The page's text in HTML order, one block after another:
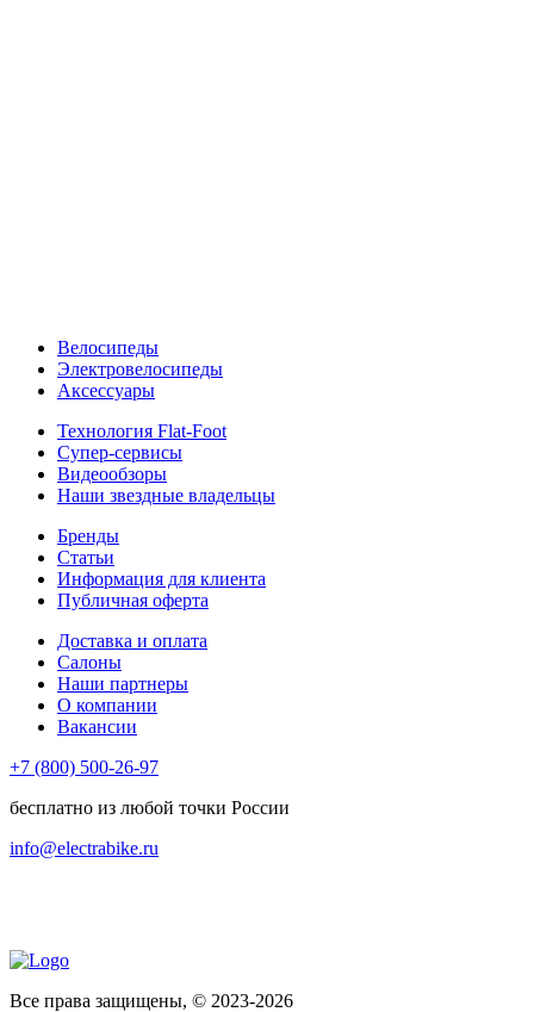
Велосипеды
Электровелосипеды
Аксессуары
Технология Flat-Foot
Супер-сервисы
Видеообзоры
Наши звездные владельцы
Бренды
Статьи
Информация для клиента
Публичная оферта
Доставка и оплата
Салоны
Наши партнеры
О компании
Вакансии
+7 (800) 500-26-97
бесплатно из любой точки России
info@electrabike.ru
Все права защищены, © 2023-2026